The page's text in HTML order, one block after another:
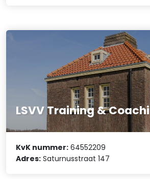
LSVV Training &
KvK nummer: 64552209
Adres: Saturnusstraat 147